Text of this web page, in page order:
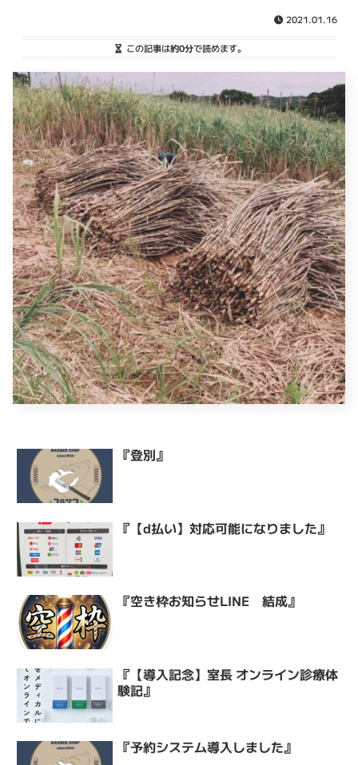
2021.01.16
この記事は約0分で読めます。
『登別』
『【d払い】対応可能になりました』
『空き枠お知らせLINE 結成』
『【導入記念】室長 オンライン診療体
験記』
『予約システム導入しました』